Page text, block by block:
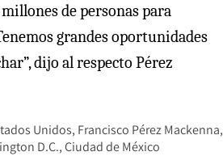
de personas para
grandes oportunidades
dijo al respecto Pérez
Unidos Francisco Pérez Mackenna
D.C. Ciudad de México